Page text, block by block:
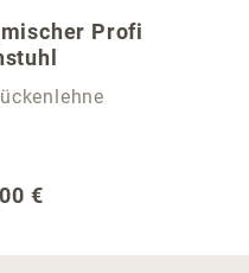
Profi
Preis:
€